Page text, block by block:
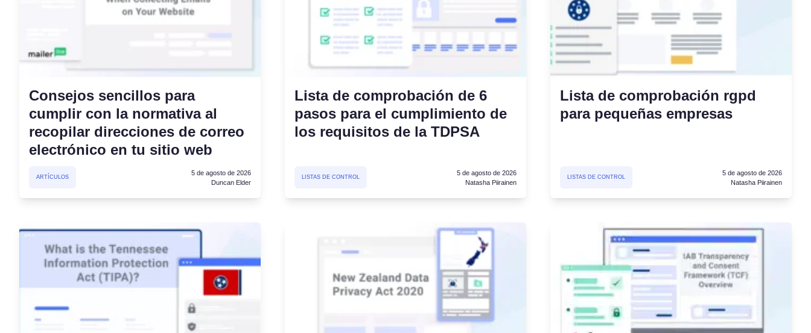
Consentimiento de Cookies
Obtenga el consentimiento y gestione las
preferencias de cookies
Escáner de Cookies Generador de Banner de Cookies
Consejos sencillos para
cumplir con la normativa al
recopilar direcciones de correo
electrónico en tu sitio web
ARTÍCULOS
5 de agosto de 2026
Duncan Elder
Lista de comprobación de 6
pasos para el cumplimiento de
los requisitos de la TDPSA
LISTAS DE CONTROL
5 de agosto de 2026
Natasha Piirainen
Lista de comprobación rgpd
para pequeñas empresas
LISTAS DE CONTROL
5 de agosto de 2026
Natasha Piirainen